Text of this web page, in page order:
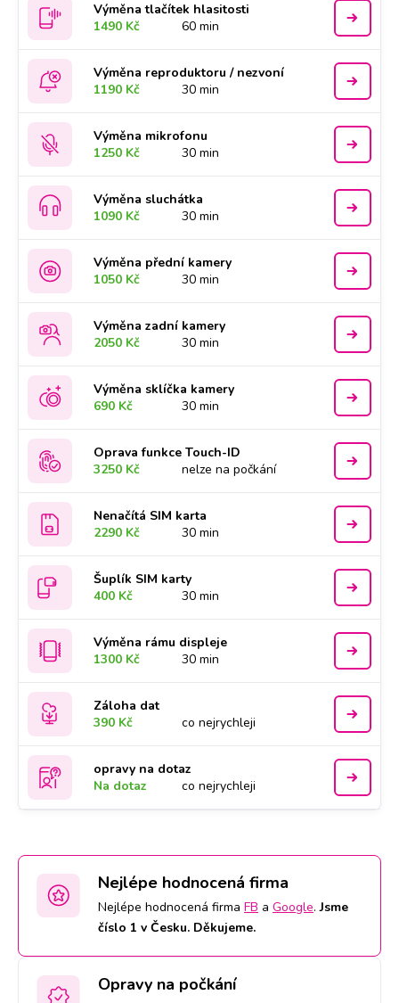
Výměna tlačítek hlasitosti
1490 Kč
60 min
Výměna reproduktoru / nezvoní
1190 Kč
30 min
Výměna mikrofonu
1250 Kč
30 min
Výměna sluchátka
1090 Kč
30 min
Výměna přední kamery
1050 Kč
30 min
Výměna zadní kamery
2050 Kč
30 min
Výměna sklíčka kamery
690 Kč
30 min
Oprava funkce Touch-ID
3250 Kč
nelze na počkání
Nenačítá SIM karta
2290 Kč
30 min
Šuplík SIM karty
400 Kč
30 min
Výměna rámu displeje
1300 Kč
30 min
Záloha dat
390 Kč
co nejrychleji
opravy na dotaz
Na dotaz
co nejrychleji
Nejlépe hodnocená firma
Nejlépe hodnocená firma FB a Google.Jsme
číslo 1 v Česku. Děkujeme.
Opravy na počkání